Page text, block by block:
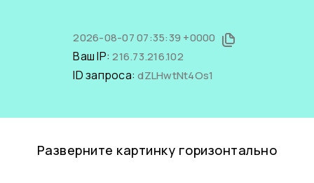
2026-08-07 07:35:39 +0000
Ваш IP:216.73.216.102
ID запроса:dZLHwtNt4Os1
Разверните картинку горизонтально